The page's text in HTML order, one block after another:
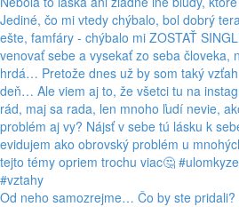
Od neho samozrejme… Čo by ste pridali?